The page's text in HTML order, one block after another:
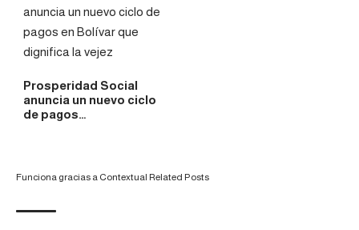
Prosperidad Social
anuncia un nuevo ciclo
de pagos…
Funciona gracias a Contextual Related Posts